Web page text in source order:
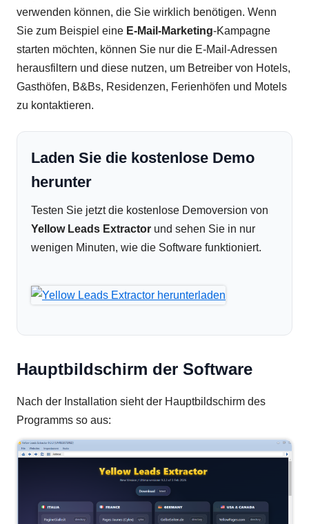
verwenden können, die Sie wirklich benötigen. Wenn
Sie zum Beispiel eine E-Mail-Marketing-Kampagne
starten möchten, können Sie nur die E-Mail-Adressen
herausfiltern und diese nutzen, um Betreiber von Hotels,
Gasthöfen, B&Bs, Residenzen, Ferienhöfen und Motels
zu kontaktieren.
Laden Sie die kostenlose Demo
herunter
Testen Sie jetzt die kostenlose Demoversion von
Yellow Leads Extractor und sehen Sie in nur
wenigen Minuten, wie die Software funktioniert.
Hauptbildschirm der Software
Nach der Installation sieht der Hauptbildschirm des
Programms so aus: